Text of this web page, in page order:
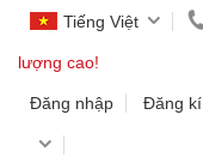
Tiếng Việt
lượng cao!
Đăng nhập Đăng kí